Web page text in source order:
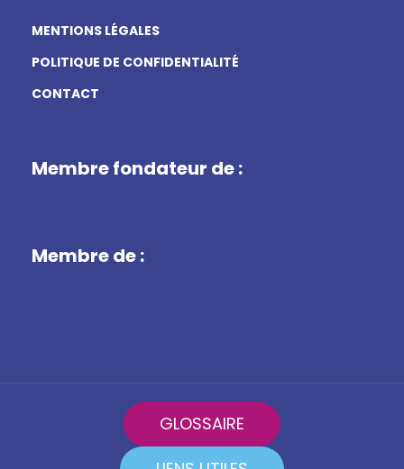
MENTIONS LÉGALES
POLITIQUE DE CONFIDENTIALITÉ
CONTACT
Membre fondateur de :
Membre de :
GLOSSAIRE